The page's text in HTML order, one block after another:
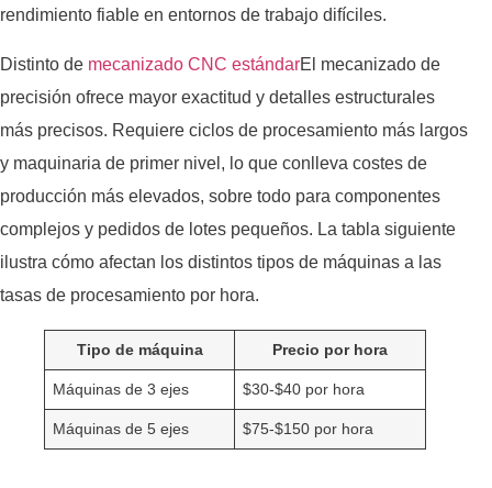
rendimiento fiable en entornos de trabajo difíciles.
Distinto de mecanizado CNC estándarEl mecanizado de
precisión ofrece mayor exactitud y detalles estructurales
más precisos. Requiere ciclos de procesamiento más largos
y maquinaria de primer nivel, lo que conlleva costes de
producción más elevados, sobre todo para componentes
complejos y pedidos de lotes pequeños. La tabla siguiente
ilustra cómo afectan los distintos tipos de máquinas a las
tasas de procesamiento por hora.
Tipo de máquina Precio por hora
Máquinas de 3 ejes $30-$40 por hora
Máquinas de 5 ejes $75-$150 por hora